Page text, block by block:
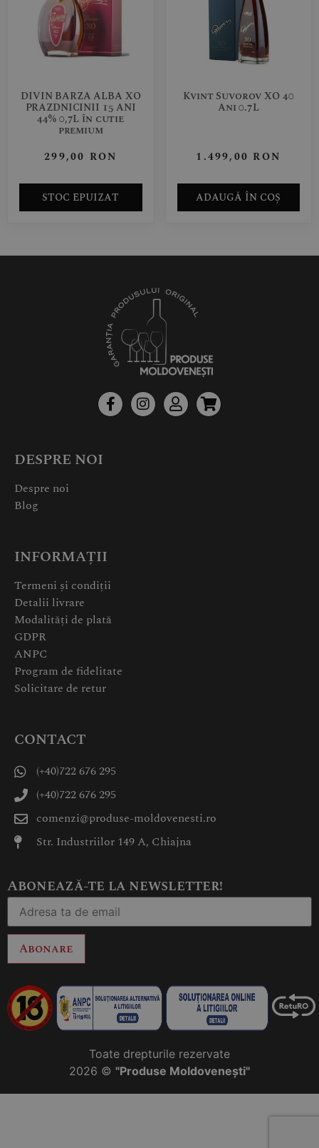
DIVIN BARZA ALBA XO
PRAZDNICINII 15 ANI
44% 0,7L în cutie
premium
299,00 RON
STOC EPUIZAT
Kvint Suvorov XO 40
Ani 0.7L
1.499,00 RON
ADAUGĂ ÎN COȘ
DESPRE NOI
Despre noi
Blog
INFORMAȚII
Termeni și condiții
Detalii livrare
Modalități de plată
GDPR
ANPC
Program de fidelitate
Solicitare de retur
CONTACT
(+40)722 676 295
(+40)722 676 295
comenzi@produse-moldovenesti.ro
Str. Industriilor 149 A, Chiajna
Abonează-te la newsletter!
Abonare
Toate drepturile rezervate
2026 © "Produse Moldovenești"